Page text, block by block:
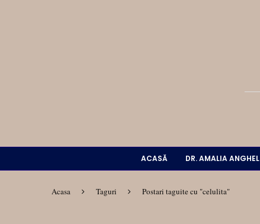
ACASĂ DR. AMALIA ANGHEL
Acasa Taguri Postari taguite cu "celulita"